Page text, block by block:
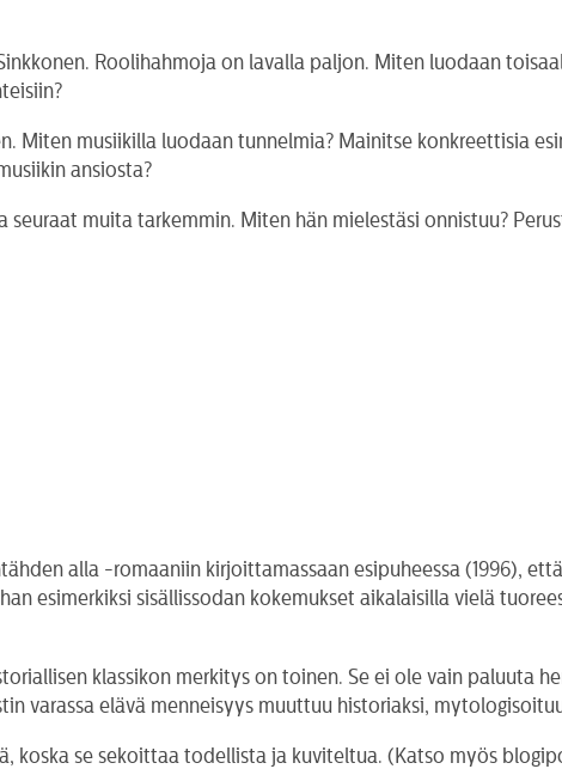
Roolihahmoja on lavalla paljon. Miten luodaan
Miten musiikilla luodaan tunnelmia? Mainitse konkreettisia
ansiosta?
muita tarkemmin. Miten hän mielestäsi onnistuu?
alla -romaaniin kirjoittamassaan esipuheessa (1996),
esimerkiksi sisällissodan kokemukset aikalaisilla vielä
klassikon merkitys on toinen. Se ei ole vain paluuta
varassa elävä menneisyys muuttuu historiaksi,
koska se sekoittaa todellista ja kuviteltua. (Katso myös